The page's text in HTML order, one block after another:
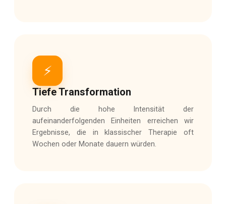
⚡
Tiefe Transformation
Durch die hohe Intensität der
aufeinanderfolgenden Einheiten erreichen wir
Ergebnisse, die in klassischer Therapie oft
Wochen oder Monate dauern würden.